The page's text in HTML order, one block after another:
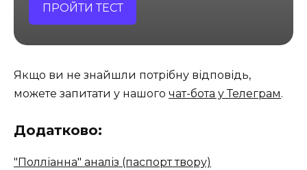
ПРОЙТИ ТЕСТ
Якщо ви не знайшли потрібну відповідь,
можете запитати у нашого чат-бота у Телеграм.
Додатково:
"Полліанна" аналіз (паспорт твору)